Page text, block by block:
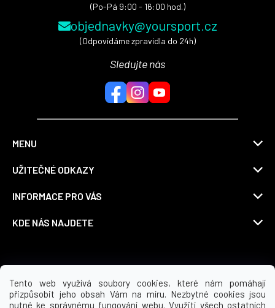
Tento web využívá soubory cookies, které nám pomáhají
přizpůsobit jeho obsah Vám na míru. Nezbytné cookies jsou
nutné ke správnému fungování webu. Využití všech ostatních
(Po-Pá 9:00 - 16:00 hod.)
objednavky@yoursport.cz
(Odpovídáme zpravidla do 24h)
Sledujte nás
MENU
UŽITEČNÉ ODKAZY
INFORMACE PRO VÁS
KDE NÁS NAJDETE
Možnosti dopravy